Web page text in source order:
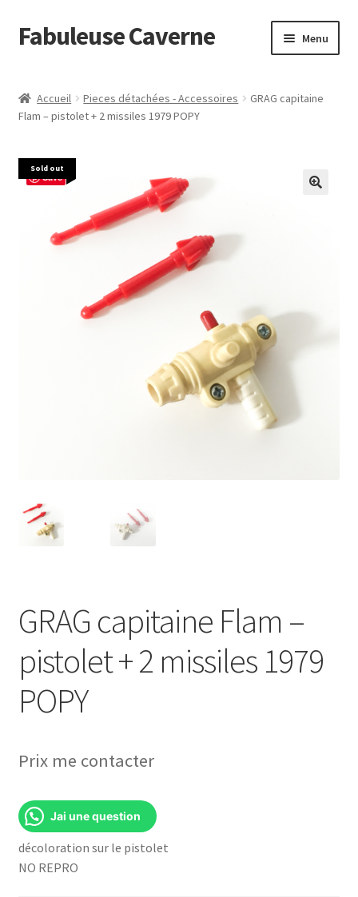
Aller
à
navigation
Aller
au
Fabuleuse Caverne Menu
En boutique
enfant
Superflat Museum Murakami
En réapprovisionnement
Accueil Pieces détachées - Accessoires
GRAG capitaine
Flam – pistolet + 2 missiles 1979 POPY
Sold out
Save
GRAG capitaine Flam –
pistolet + 2 missiles 1979
POPY
Prix me contacter
Jai une question
décoloration sur le pistolet
NO REPRO